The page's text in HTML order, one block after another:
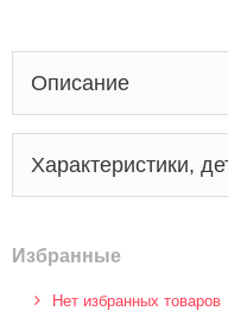
Описание
Характеристики,
Избранные
Нет избранных товаров